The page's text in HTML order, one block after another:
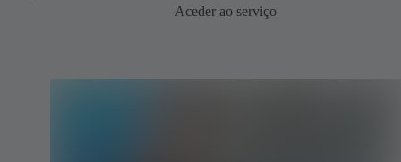
Aceder ao serviço